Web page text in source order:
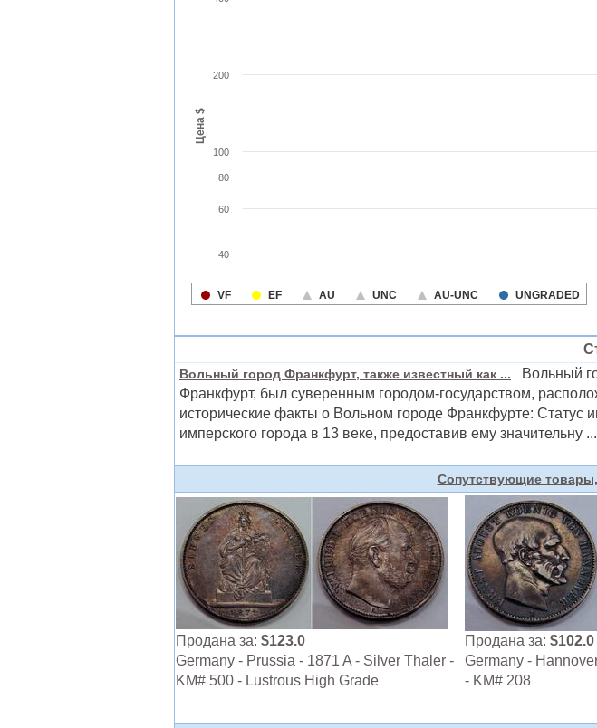
Вольный город Франкфурт, также известный как ... Вольный
Франкфурт, был суверенным городом-государством,
исторические факты о Вольном городе Франкфурте: Статус
имперского города в 13 веке, предоставив ему значительну ...
Сопутствующие
Продана за: $123.0
Germany - Prussia - 1871 A - Silver Thaler -
KM# 500 - Lustrous High Grade
Продана за:$102.0
Germany -
- KM# 208